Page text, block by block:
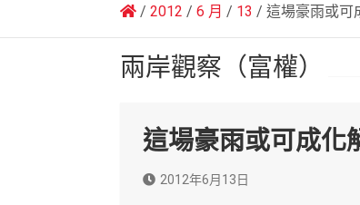
2012 6 月 13 這場豪雨或可
兩岸觀察（富權）
這場豪雨或可成化
2012年6月13日